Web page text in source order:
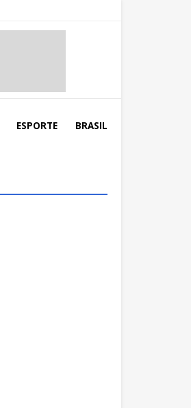
ESPORTE BRASIL